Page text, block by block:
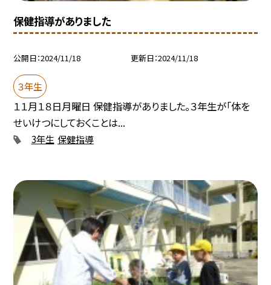
保健指導がありました
公開日 2024/11/18 更新日 2024/11/18
３年生
１１月１８日月曜日 保健指導がありました。３年生が「体を
せいけつにしておくことは...
3年生 保健指導